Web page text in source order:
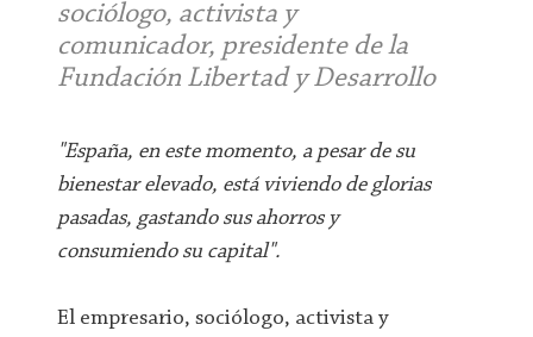
sociólogo, activista y
comunicador, presidente de la
Fundación Libertad y Desarrollo
"España, en este momento, a pesar de su
bienestar elevado, está viviendo de glorias
pasadas, gastando sus ahorros y
consumiendo su capital".
El empresario, sociólogo, activista y